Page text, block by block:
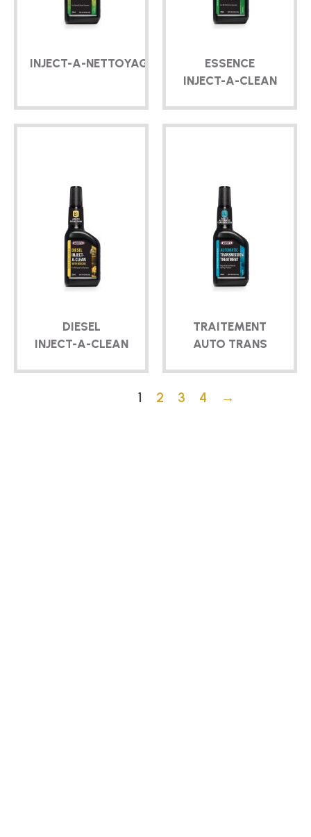
INJECT-A-NETTOYAGE
ESSENCE
INJECT-A-CLEAN
DIESEL
INJECT-A-CLEAN
TRAITEMENT
AUTO TRANS
1 2 3 4 →